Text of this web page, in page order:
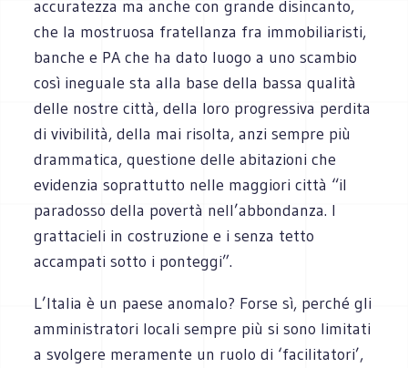
accuratezza ma anche con grande disincanto,
che la mostruosa fratellanza fra immobiliaristi,
banche e PA che ha dato luogo a uno scambio
così ineguale sta alla base della bassa qualità
delle nostre città, della loro progressiva perdita
di vivibilità, della mai risolta, anzi sempre più
drammatica, questione delle abitazioni che
evidenzia soprattutto nelle maggiori città “il
paradosso della povertà nell’abbondanza. I
grattacieli in costruzione e i senza tetto
accampati sotto i ponteggi”.
L’Italia è un paese anomalo? Forse sì, perché gli
amministratori locali sempre più si sono limitati
a svolgere meramente un ruolo di ‘facilitatori’,